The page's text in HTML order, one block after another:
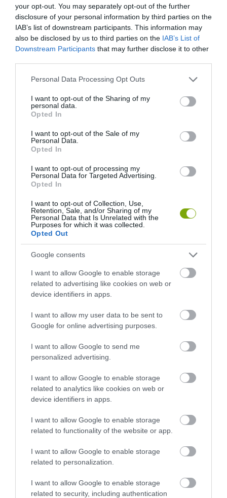
your opt-out. You may separately opt-out of the further
disclosure of your personal information by third parties on the
IAB’s list of downstream participants. This information may
also be disclosed by us to third parties on the IAB’s List of
Downstream Participants that may further disclose it to other
Please note that this website/app uses one or more Google
not limited to your visit or usage behaviour. You may click to
grant or deny consent to Google and its third-party tags to
use your data for below specified purposes in below Google
consent section.
Personal Data Processing Opt Outs
I want to opt-out of the Sharing of my
personal data.
Opted In
I want to opt-out of the Sale of my
Personal Data.
Opted In
I want to opt-out of processing my
Personal Data for Targeted Advertising.
Opted In
I want to opt-out of Collection, Use,
Retention, Sale, and/or Sharing of my
Personal Data that Is Unrelated with the
Purposes for which it was collected.
Opted Out
Google consents
I want to allow Google to enable storage
related to advertising like cookies on web or
device identifiers in apps.
I want to allow my user data to be sent to
Google for online advertising purposes.
I want to allow Google to send me
personalized advertising.
I want to allow Google to enable storage
related to analytics like cookies on web or
device identifiers in apps.
I want to allow Google to enable storage
related to functionality of the website or app.
I want to allow Google to enable storage
related to personalization.
I want to allow Google to enable storage
related to security, including authentication
VIRTUÁLISAN TARTJÁK EGYMÁSSAL A KAPCSOLATOT A
CSIMPÁNZROKONOK
ÍGY VÁLT A ’KRUMPLISOR’ KOPPENHÁGA MENŐ KÖRNYÉKÉVÉ
KIRÁNDULÁS PANNONHALMA
SZŐLŐ ÉS KOMLÓ
TALÁLKOZÁSA
2026-08-04
HŐKUPOLA MAGYARORSZÁG
FEDŐ, ÉS MI TÖRTÉNIK
2026-08-03